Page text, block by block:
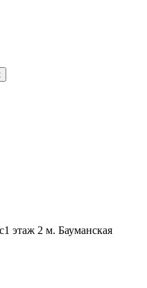
этаж 2 м. Бауманская